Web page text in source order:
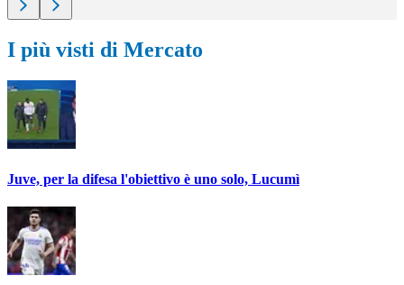
I più visti di Mercato
Juve, per la difesa l'obiettivo è uno solo, Lucumì